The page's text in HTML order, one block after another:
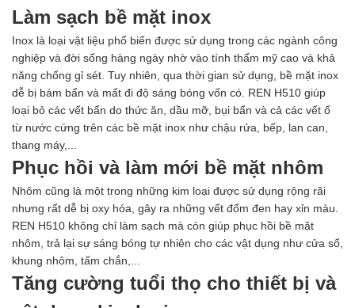
Làm sạch bề mặt inox
Inox là loại vật liệu phổ biến được sử dụng trong các ngành công
nghiệp và đời sống hàng ngày nhờ vào tính thẩm mỹ cao và khả
năng chống gỉ sét. Tuy nhiên, qua thời gian sử dụng, bề mặt inox
dễ bị bám bẩn và mất đi độ sáng bóng vốn có. REN H510 giúp
loại bỏ các vết bẩn do thức ăn, dầu mỡ, bụi bẩn và cả các vết ố
từ nước cứng trên các bề mặt inox như chậu rửa, bếp, lan can,
thang máy,...
Phục hồi và làm mới bề mặt nhôm
Nhôm cũng là một trong những kim loại được sử dụng rộng rãi
nhưng rất dễ bị oxy hóa, gây ra những vết đốm đen hay xỉn màu.
REN H510 không chỉ làm sạch mà còn giúp phục hồi bề mặt
nhôm, trả lại sự sáng bóng tự nhiên cho các vật dụng như cửa sổ,
khung nhôm, tấm chắn,...
Tăng cường tuổi thọ cho thiết bị và